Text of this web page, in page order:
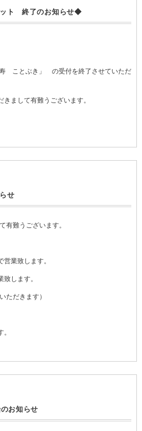
ト 終了のお知らせ◆
寿 ことぶき」 の受付を終了させていただ
まして有難うございます。
せ
有難うございます。
業致します。
します。
ただきます）
お知らせ